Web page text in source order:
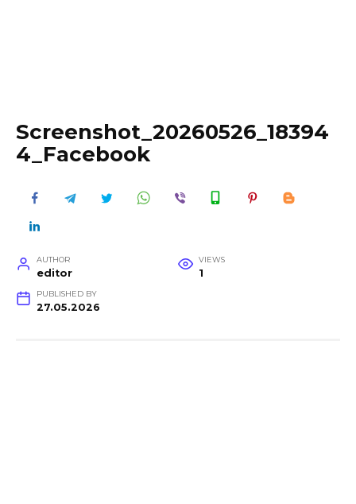
Screenshot_20260526_18394
4_Facebook
AUTHOR
editor
VIEWS
1
PUBLISHED BY
27.05.2026